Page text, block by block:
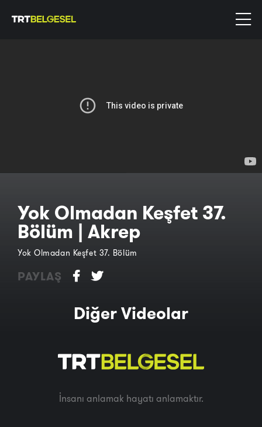
Yok Olmadan Keşfet 37.
Bölüm | Akrep
Yok Olmadan Keşfet 37. Bölüm
PAYLAŞ
Diğer Videolar
İnsanı anlamak hayatı anlamaktır.